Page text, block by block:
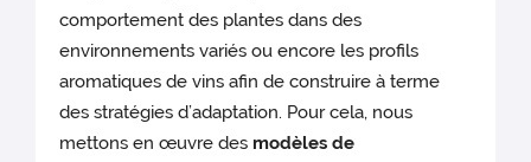
comportement des plantes dans des
environnements variés ou encore les profils
aromatiques de vins afin de construire à terme
des stratégies d’adaptation. Pour cela, nous
mettons en œuvre des modèles de